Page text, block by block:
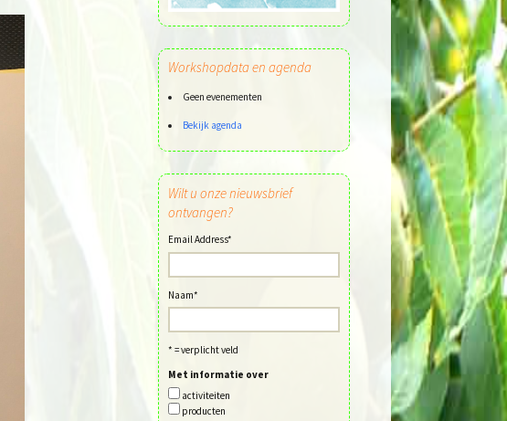
Workshopdata en agenda
Geen evenementen
Bekijk agenda
Wilt u onze nieuwsbrief
ontvangen?
Email Address*
Naam*
* = verplicht veld
Met informatie over
activiteiten
producten